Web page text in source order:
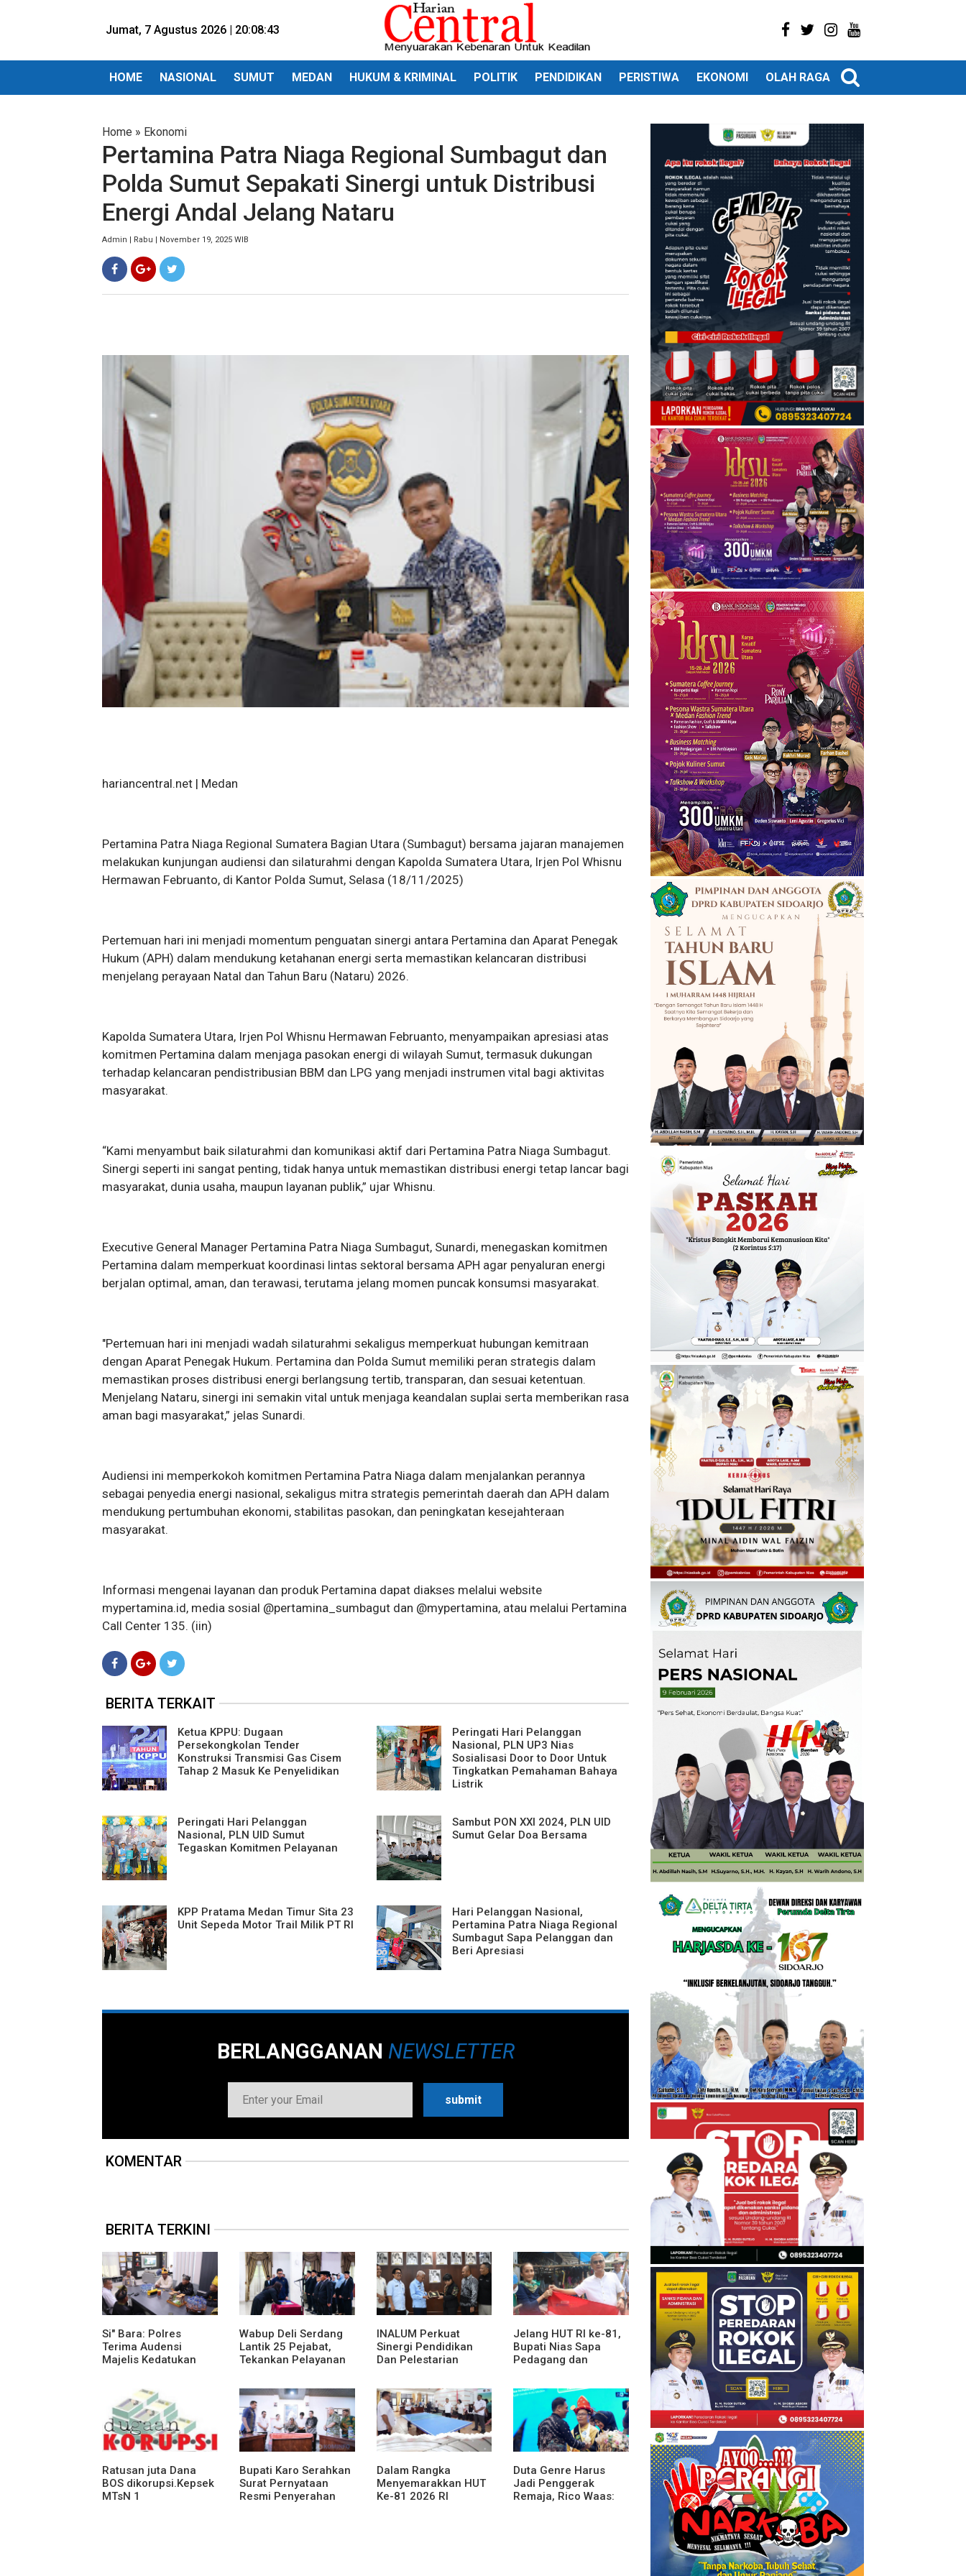
Jumat, 7 Agustus 2026 | 20:08:45
HOME NASIONAL SUMUT MEDAN HUKUM & KRIMINAL POLITIK PENDIDIKAN PERISTIWA EKONOMI OLAH RAGA
Home » Ekonomi
Pertamina Patra Niaga Regional Sumbagut dan
Polda Sumut Sepakati Sinergi untuk Distribusi
Energi Andal Jelang Nataru
Admin | Rabu | November 19, 2025 WIB
hariancentral.net | Medan
Pertamina Patra Niaga Regional Sumatera Bagian Utara (Sumbagut) bersama jajaran manajemen
melakukan kunjungan audiensi dan silaturahmi dengan Kapolda Sumatera Utara, Irjen Pol Whisnu
Hermawan Februanto, di Kantor Polda Sumut, Selasa (18/11/2025)
Pertemuan hari ini menjadi momentum penguatan sinergi antara Pertamina dan Aparat Penegak
Hukum (APH) dalam mendukung ketahanan energi serta memastikan kelancaran distribusi
menjelang perayaan Natal dan Tahun Baru (Nataru) 2026.
Kapolda Sumatera Utara, Irjen Pol Whisnu Hermawan Februanto, menyampaikan apresiasi atas
komitmen Pertamina dalam menjaga pasokan energi di wilayah Sumut, termasuk dukungan
terhadap kelancaran pendistribusian BBM dan LPG yang menjadi instrumen vital bagi aktivitas
masyarakat.
“Kami menyambut baik silaturahmi dan komunikasi aktif dari Pertamina Patra Niaga Sumbagut.
Sinergi seperti ini sangat penting, tidak hanya untuk memastikan distribusi energi tetap lancar bagi
masyarakat, dunia usaha, maupun layanan publik,” ujar Whisnu.
Executive General Manager Pertamina Patra Niaga Sumbagut, Sunardi, menegaskan komitmen
Pertamina dalam memperkuat koordinasi lintas sektoral bersama APH agar penyaluran energi
berjalan optimal, aman, dan terawasi, terutama jelang momen puncak konsumsi masyarakat.
"Pertemuan hari ini menjadi wadah silaturahmi sekaligus memperkuat hubungan kemitraan
dengan Aparat Penegak Hukum. Pertamina dan Polda Sumut memiliki peran strategis dalam
memastikan proses distribusi energi berlangsung tertib, transparan, dan sesuai ketentuan.
Menjelang Nataru, sinergi ini semakin vital untuk menjaga keandalan suplai serta memberikan rasa
aman bagi masyarakat,” jelas Sunardi.
Audiensi ini memperkokoh komitmen Pertamina Patra Niaga dalam menjalankan perannya
sebagai penyedia energi nasional, sekaligus mitra strategis pemerintah daerah dan APH dalam
mendukung pertumbuhan ekonomi, stabilitas pasokan, dan peningkatan kesejahteraan
masyarakat.
Informasi mengenai layanan dan produk Pertamina dapat diakses melalui website
mypertamina.id, media sosial @pertamina_sumbagut dan @mypertamina, atau melalui Pertamina
Call Center 135. (iin)
BERITA TERKAIT
Ketua KPPU: Dugaan
Persekongkolan Tender
Konstruksi Transmisi Gas Cisem
Tahap 2 Masuk Ke Penyelidikan
Peringati Hari Pelanggan
Nasional, PLN UP3 Nias
Sosialisasi Door to Door Untuk
Tingkatkan Pemahaman Bahaya
Listrik
Peringati Hari Pelanggan
Nasional, PLN UID Sumut
Tegaskan Komitmen Pelayanan
Sambut PON XXI 2024, PLN UID
Sumut Gelar Doa Bersama
KPP Pratama Medan Timur Sita 23
Unit Sepeda Motor Trail Milik PT RI
Hari Pelanggan Nasional,
Pertamina Patra Niaga Regional
Sumbagut Sapa Pelanggan dan
Beri Apresiasi
BERLANGGANAN NEWSLETTER
KOMENTAR
BERITA TERKINI
Si" Bara: Polres
Terima Audensi
Majelis Kedatukan
Wabup Deli Serdang
Lantik 25 Pejabat,
Tekankan Pelayanan
Humanis
INALUM Perkuat
Sinergi Pendidikan
Dan Pelestarian
PemprovSu
Jelang HUT RI ke-81,
Bupati Nias Sapa
Pedagang dan
Merah Putih
Ratusan juta Dana
BOS dikorupsi.Kepsek
MTsN 1
Bupati Karo Serahkan
Surat Pernyataan
Resmi Penyerahan
Dalam Rangka
Menyemarakkan HUT
Ke-81 2026 RI
Duta Genre Harus
Jadi Penggerak
Remaja, Rico Waas: